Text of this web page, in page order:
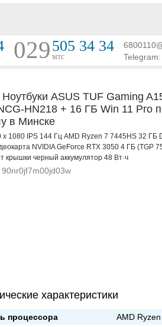
029505 34 34
мтс
Ноутбуки ASUS TUF Gaming
HN218 + 16 ГБ Win 11 Pro
в Минске
x 1080 IPS 144 Гц AMD Ryzen 7 7445HS 32 ГБ
NVIDIA GeForce RTX 3050 4 ГБ (TGP
крышки черный аккумулятор 48 Вт·ч
90nr0jf7m00jd03w
характеристики
процессора
AMD